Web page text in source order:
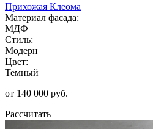
Прихожая Клеома
Материал фасада:
МДФ
Стиль:
Модерн
Цвет:
Темный
от 140 000 руб.
Рассчитать